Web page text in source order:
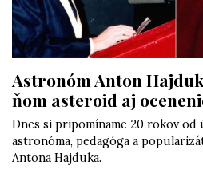
Astronóm Anton
ňom asteroid aj
Dnes si pripomíname 20 rokov od
astronóma, pedagóga a
Antona Hajduka.